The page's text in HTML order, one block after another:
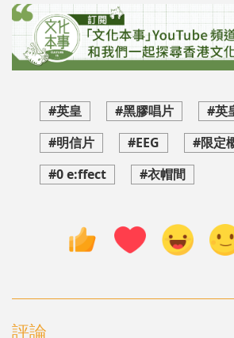
#英皇 #黑膠唱片
#英
#明信片
#EEG
#限定
#0 e:ffect
#衣帽間
評論